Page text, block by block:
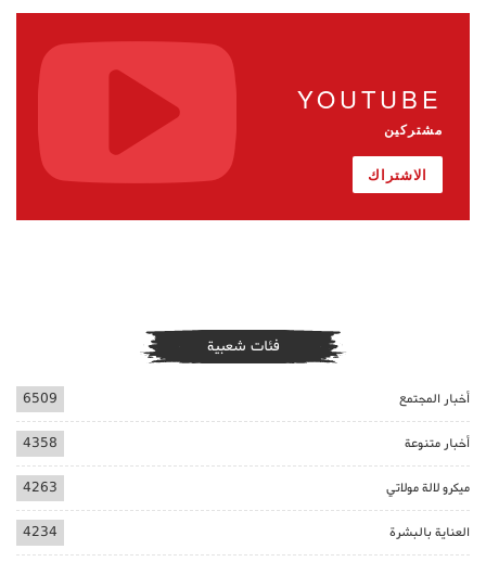
YOUTUBE
مشتركين
الاشتراك
فئات شعبية
أخبار المجتمع 6509
أخبار متنوعة 4358
ميكرو لالة مولاتي 4263
العناية بالبشرة 4234